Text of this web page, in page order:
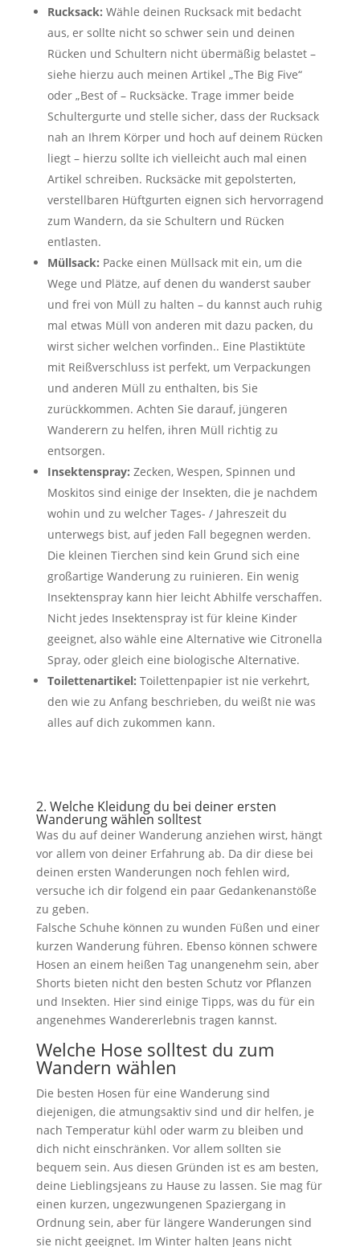
Rucksack: Wähle deinen Rucksack mit bedacht
aus, er sollte nicht so schwer sein und deinen
Rücken und Schultern nicht übermäßig belastet –
siehe hierzu auch meinen Artikel „The Big Five“
oder „Best of – Rucksäcke. Trage immer beide
Schultergurte und stelle sicher, dass der Rucksack
nah an Ihrem Körper und hoch auf deinem Rücken
liegt – hierzu sollte ich vielleicht auch mal einen
Artikel schreiben. Rucksäcke mit gepolsterten,
verstellbaren Hüftgurten eignen sich hervorragend
zum Wandern, da sie Schultern und Rücken
entlasten.
Müllsack: Packe einen Müllsack mit ein, um die
Wege und Plätze, auf denen du wanderst sauber
und frei von Müll zu halten – du kannst auch ruhig
mal etwas Müll von anderen mit dazu packen, du
wirst sicher welchen vorfinden.. Eine Plastiktüte
mit Reißverschluss ist perfekt, um Verpackungen
und anderen Müll zu enthalten, bis Sie
zurückkommen. Achten Sie darauf, jüngeren
Wanderern zu helfen, ihren Müll richtig zu
entsorgen.
Insektenspray: Zecken, Wespen, Spinnen und
Moskitos sind einige der Insekten, die je nachdem
wohin und zu welcher Tages- / Jahreszeit du
unterwegs bist, auf jeden Fall begegnen werden.
Die kleinen Tierchen sind kein Grund sich eine
großartige Wanderung zu ruinieren. Ein wenig
Insektenspray kann hier leicht Abhilfe verschaffen.
Nicht jedes Insektenspray ist für kleine Kinder
geeignet, also wähle eine Alternative wie Citronella
Spray, oder gleich eine biologische Alternative.
Toilettenartikel: Toilettenpapier ist nie verkehrt,
den wie zu Anfang beschrieben, du weißt nie was
alles auf dich zukommen kann.
2. Welche Kleidung du bei deiner ersten
Wanderung wählen solltest
Was du auf deiner Wanderung anziehen wirst, hängt
vor allem von deiner Erfahrung ab. Da dir diese bei
deinen ersten Wanderungen noch fehlen wird,
versuche ich dir folgend ein paar Gedankenanstöße
zu geben.
Falsche Schuhe können zu wunden Füßen und einer
kurzen Wanderung führen. Ebenso können schwere
Hosen an einem heißen Tag unangenehm sein, aber
Shorts bieten nicht den besten Schutz vor Pflanzen
und Insekten. Hier sind einige Tipps, was du für ein
angenehmes Wandererlebnis tragen kannst.
Welche Hose solltest du zum
Wandern wählen
Die besten Hosen für eine Wanderung sind
diejenigen, die atmungsaktiv sind und dir helfen, je
nach Temperatur kühl oder warm zu bleiben und
dich nicht einschränken. Vor allem sollten sie
bequem sein. Aus diesen Gründen ist es am besten,
deine Lieblingsjeans zu Hause zu lassen. Sie mag für
einen kurzen, ungezwungenen Spaziergang in
Ordnung sein, aber für längere Wanderungen sind
sie nicht geeignet. Im Winter halten Jeans nicht